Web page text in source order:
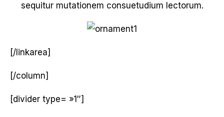
sequitur mutationem consuetudium lectorum.
[/linkarea]
[/column]
[divider type= »1″]